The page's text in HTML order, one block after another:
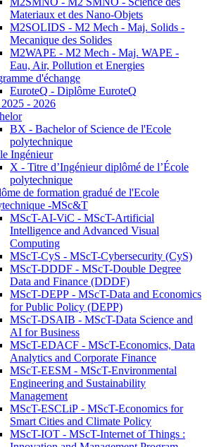
Materiaux et des Nano-Objets
M2SOLIDS - M2 Mech - Maj. Solids -
Mecanique des Solides
M2WAPE - M2 Mech - Maj. WAPE -
Eau, Air, Pollution et Energies
d'échange
EuroteQ - Diplôme EuroteQ
- 2026
BX - Bachelor of Science de l'Ecole
polytechnique
Ingénieur
X - Titre d’Ingénieur diplômé de l’École
polytechnique
de formation gradué de l'Ecole
-MSc&T
MScT-AI-ViC - MScT-Artificial
Intelligence and Advanced Visual
Computing
MScT-CyS - MScT-Cybersecurity (CyS)
MScT-DDDF - MScT-Double Degree
Data and Finance (DDDF)
MScT-DEPP - MScT-Data and Economics
for Public Policy (DEPP)
MScT-DSAIB - MScT-Data Science and
AI for Business
MScT-EDACF - MScT-Economics, Data
Analytics and Corporate Finance
MScT-EESM - MScT-Environmental
Engineering and Sustainability
Management
MScT-ESCLiP - MScT-Economics for
Smart Cities and Climate Policy
MScT-IOT - MScT-Internet of Things :